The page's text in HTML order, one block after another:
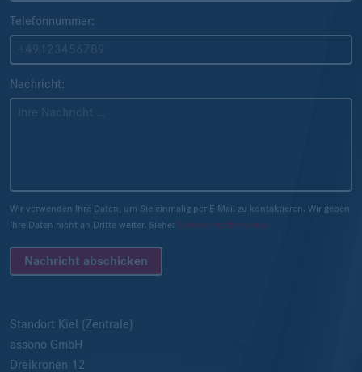
Telefonnummer:
Nachricht:
Wir verwenden Ihre Daten, um Sie einmalig per E-Mail zu kontaktieren. Wir geben
Ihre Daten nicht an Dritte weiter. Siehe: Datenschutzhinweise
Nachricht abschicken
Standort Kiel (Zentrale)
assono GmbH
Dreikronen 12